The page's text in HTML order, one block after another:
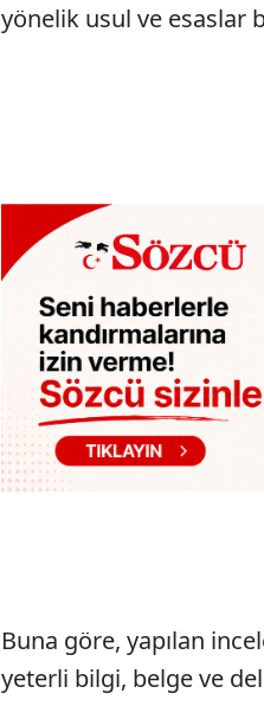
yönelik usul ve esaslar
Buna göre, yapılan
yeterli bilgi, belge ve